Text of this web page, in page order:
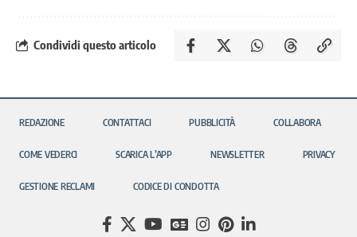
Condividi questo articolo
REDAZIONE CONTATTACI PUBBLICITÀ COLLABORA
COME VEDERCI SCARICA L’APP NEWSLETTER PRIVACY
GESTIONE RECLAMI CODICE DI CONDOTTA